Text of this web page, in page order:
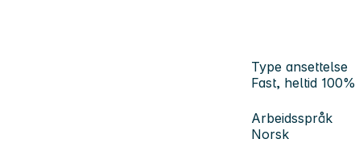
Type ansettelse
Fast, heltid 100%
Arbeidsspråk
Norsk